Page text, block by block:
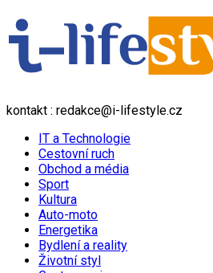
kontakt : redakce@i-lifestyle.cz
IT a Technologie
Cestovní ruch
Obchod a média
Sport
Kultura
Auto-moto
Energetika
Bydlení a reality
Životní styl